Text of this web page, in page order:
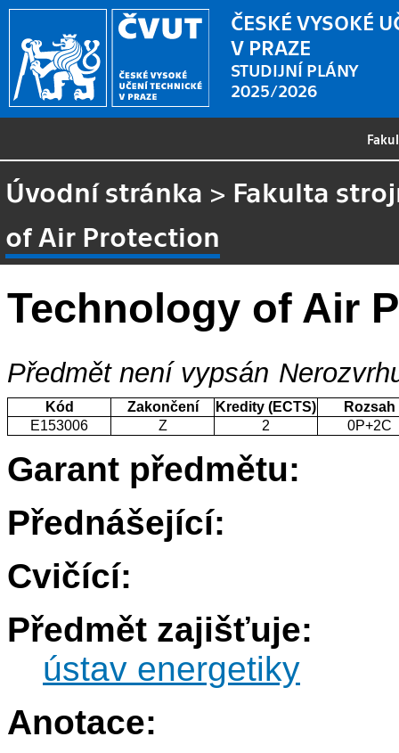
ČESKÉ VYSOKÉ
V PRAZE
STUDIJNÍ PLÁNY
2025/2026
Úvodní stránka > Fakulta
of Air Protection
Technology of Air
Předmět není vypsán
Kód Zakončení Kredity (ECTS)
Rozsah
E153006
Z 2 0P+2C
Garant předmětu:
Přednášející:
Cvičící:
Předmět zajišťuje:
ústav energetiky
Anotace: